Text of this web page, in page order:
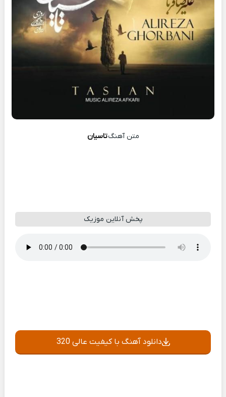
متن آهنگتاسیان
پخش آنلاین موزیک
دانلود آهنگ با کیفیت عالی 320